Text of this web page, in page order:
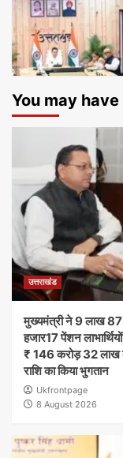
You may
उत्तराखंड
मुख्यमंत्री ने 9 लाख 87
हजार17 पेंशन
₹ 146 करोड़ 32 लाख
राशि का किया भुगतान
Ukfrontpage
8 August 2026